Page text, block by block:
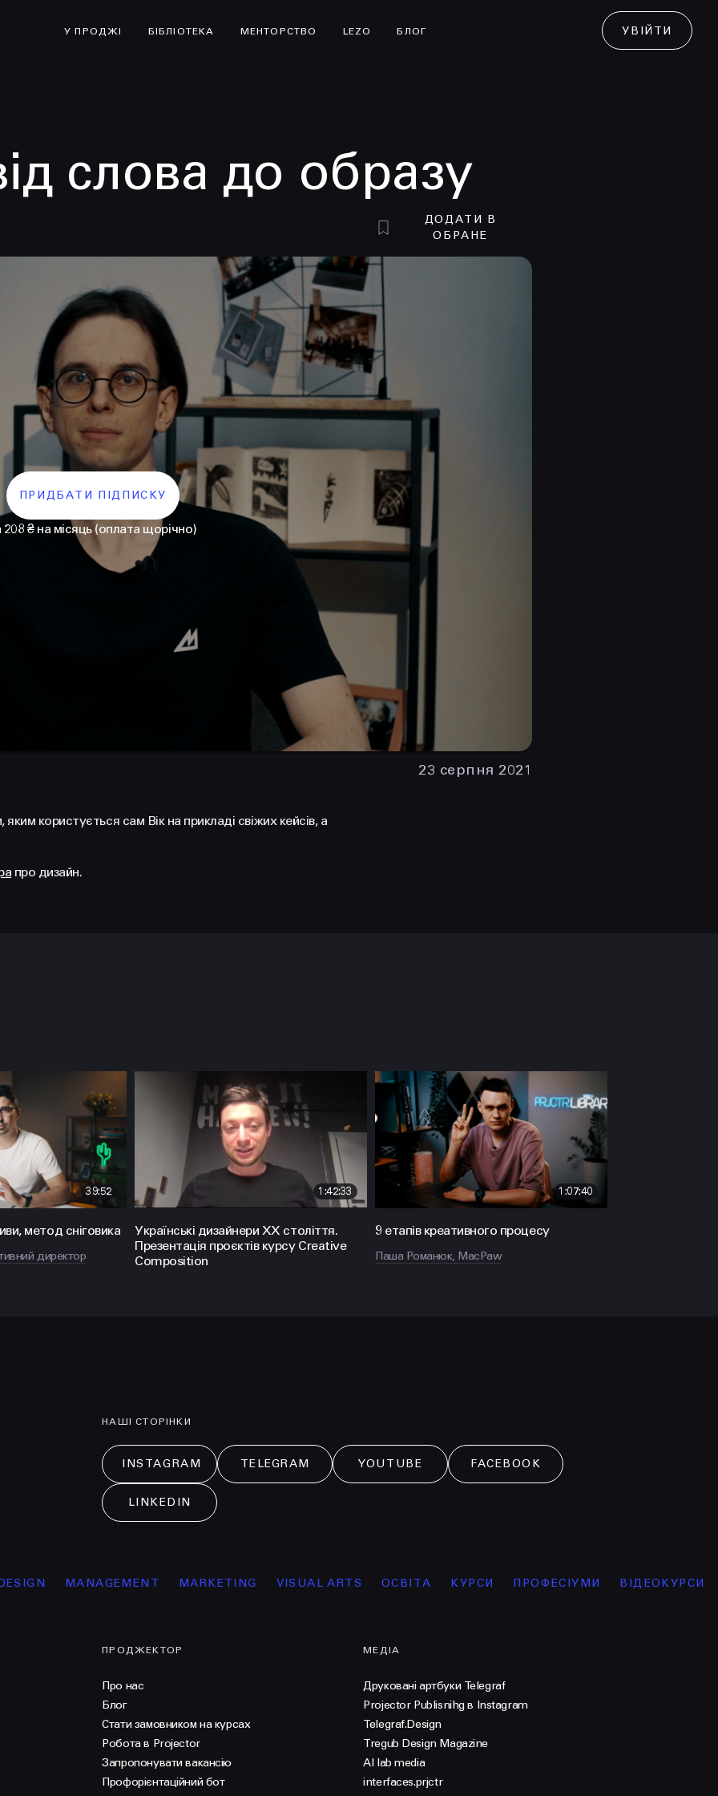
У ПРОДЖІ БІБЛІОТЕКА МЕНТОРСТВО LEZO БЛОГ УВІЙТИ
Політикою
Конфіденційності
слова до образу
ДОДАТИ В
ОБРАНЕ
ПРИДБАТИ ПІДПИСКУ
208 ₴ на місяць (оплата щорічно)
23 серпня 2021
користується сам Вік на прикладі свіжих кейсів, а
про дизайн.
39:52
метод сніговика
директор
1:42:33
Українські дизайнери ХХ століття.
Презентація проєктів курсу Creative
Composition
1:07:40
9 етапів креативного процесу
Паша Романюк, MacPaw
НАШІ СТОРІНКИ
INSTAGRAM TELEGRAM YOUTUBE FACEBOOK
LINKEDIN
MANAGEMENT MARKETING VISUAL ARTS ОСВІТА КУРСИ ПРОФЕСІУМИ ВІДЕОКУРСИ
ПРОДЖЕКТОР
Про нас
Блог
Стати замовником на курсах
Робота в Projector
Запропонувати вакансію
Профорієнтаційний бот
МЕДІА
Друковані артбуки Telegraf
Projector Publisnihg в Instagram
Telegraf.Design
Tregub Design Magazine
AI lab media
interfaces.prjctr
НАПИСАТИ